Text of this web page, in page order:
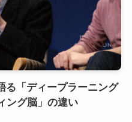
る「ディープラーニング
ング脳」の違い